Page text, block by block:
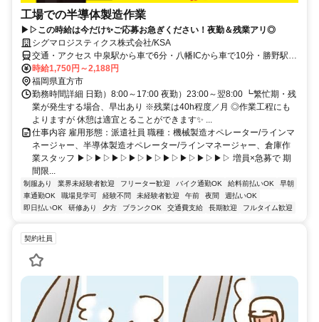
工場での半導体製造作業
▶▷この時給は今だけ✨ご応募お急ぎください！夜勤＆残業アリ◎
シグマロジスティクス株式会社/KSA
交通・アクセス 中泉駅から車で6分・八幡ICから車で10分・勝野駅か
ら車で11分◎車通勤OK・無料駐車場完備！
時給1,750円～2,188円
福岡県直方市
勤務時間詳細 日勤）8:00～17:00 夜勤）23:00～翌8:00 ┗繁忙期・残
業が発生する場合、早出あり ※残業は40h程度／月 ◎作業工程にも
よりますが 休憩は適宜とることができます✨ ...
仕事内容 雇用形態：派遣社員 職種：機械製造オペレーター/ラインマ
ネージャー、半導体製造オペレーター/ラインマネージャー、倉庫作
業スタッフ ▶▷▶▷▶▷▶▷▶▷▶▷▶▷▶▷▶▷ 増員×急募で 期
間限...
制服あり 業界未経験者歓迎 フリーター歓迎 バイク通勤OK 給料前払いOK
早朝
車通勤OK
職場見学可 経験不問 未経験者歓迎 午前 夜間
週払いOK
即日払いOK
研修あり 夕方 ブランクOK 交通費支給 長期歓迎 フルタイム歓迎
契約社員